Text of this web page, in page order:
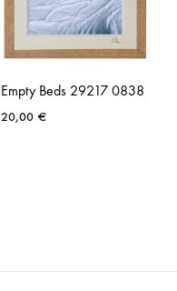
Empty Beds 29217 0838
20,00 €